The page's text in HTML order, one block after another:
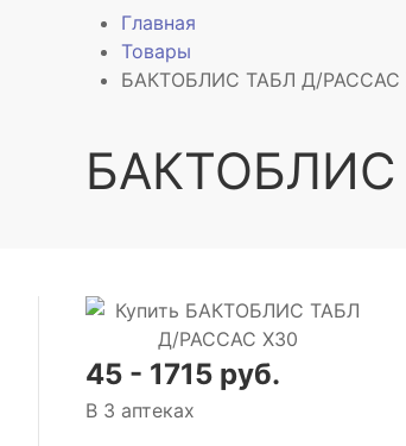
Главная
Товары
БАКТОБЛИС ТАБЛ Д/РАССАС
45 - 1715 руб.
В 3 аптеках